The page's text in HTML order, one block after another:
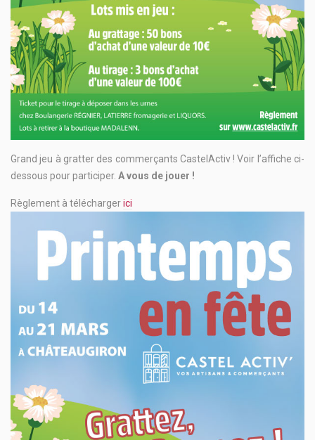
Grand jeu à gratter des commerçants CastelActiv ! Voir l’affiche ci-
dessous pour participer. A vous de jouer !
Règlement à téléchargerici